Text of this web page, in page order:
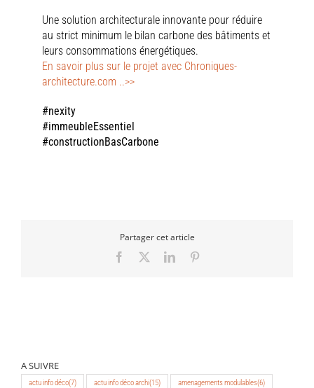
Une solution architecturale innovante pour réduire
au strict minimum le bilan carbone des bâtiments et
leurs consommations énergétiques.
En savoir plus sur le projet avec Chroniques-
architecture.com ..>>
#nexity
#immeubleEssentiel
#constructionBasCarbone
Partager cet article
Facebook LinkedIn
A SUIVRE
actu info déco(7) actu info déco archi(15) amenagements modulables(6)